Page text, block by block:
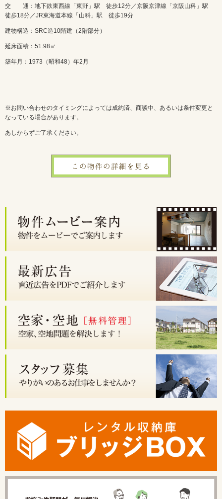
交 通：地下鉄東西線「東野」駅 徒歩12分／京阪京津線「京阪山科」駅
徒歩18分／JR東海道本線「山科」駅 徒歩19分
建物構造：SRC造10階建（2階部分）
延床面積：51.98㎡
築年月：1973（昭和48）年2月
※お問い合わせのタイミングによっては成約済、商談中、あるいは条件変更と
なっている場合があります。
あしからずご了承ください。
この物件の詳細を見る